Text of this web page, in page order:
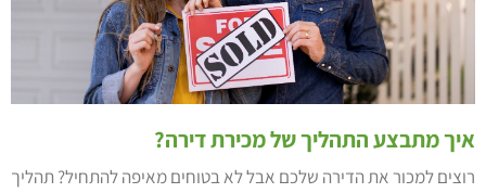
מתבצע התהליך של מכירת דירה?
למכור את הדירה שלכם אבל לא בטוחים מאיפה להתחיל? תהליך